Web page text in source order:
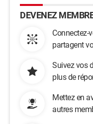
DEVENEZ
Connectez-
partagent
Suivez vos
plus de
Mettez en
autres